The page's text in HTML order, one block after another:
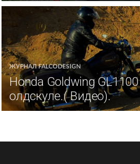
ЖУРНАЛ FALCODESIGN
Honda Goldwing
олдскуле.( Видео).